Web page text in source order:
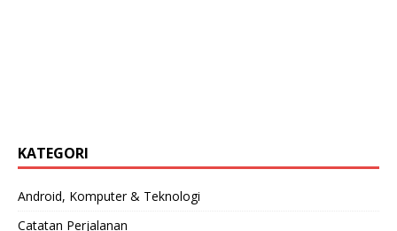
KATEGORI
Android, Komputer & Teknologi
Catatan Perjalanan